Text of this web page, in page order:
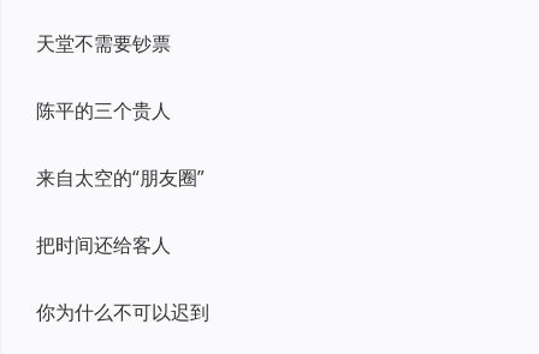
天堂不需要钞票
陈平的三个贵人
来自太空的“朋友圈”
把时间还给客人
你为什么不可以迟到